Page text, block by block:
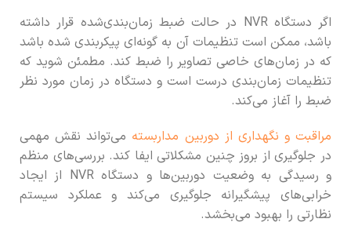
اگر دستگاه NVR در حالت ضبط زمان‌بندی‌شده قرار داشته
باشد، ممکن است تنظیمات آن به گونه‌ای پیکربندی شده باشد
که در زمان‌های خاصی تصاویر را ضبط کند. مطمئن شوید که
تنظیمات زمان‌بندی درست است و دستگاه در زمان مورد نظر
ضبط را آغاز می‌کند.
مراقبت و نگهداری از دوربین مداربسته می‌تواند نقش مهمی
در جلوگیری از بروز چنین مشکلاتی ایفا کند. بررسی‌های منظم
و رسیدگی به وضعیت دوربین‌ها و دستگاه NVR از ایجاد
خرابی‌های پیشگیرانه جلوگیری می‌کند و عملکرد سیستم
نظارتی را بهبود می‌بخشد.